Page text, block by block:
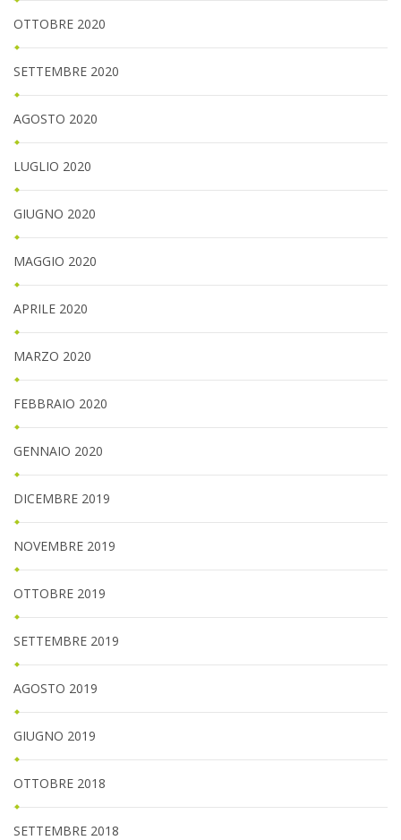
OTTOBRE 2020
SETTEMBRE 2020
AGOSTO 2020
LUGLIO 2020
GIUGNO 2020
MAGGIO 2020
APRILE 2020
MARZO 2020
FEBBRAIO 2020
GENNAIO 2020
DICEMBRE 2019
NOVEMBRE 2019
OTTOBRE 2019
SETTEMBRE 2019
AGOSTO 2019
GIUGNO 2019
OTTOBRE 2018
SETTEMBRE 2018